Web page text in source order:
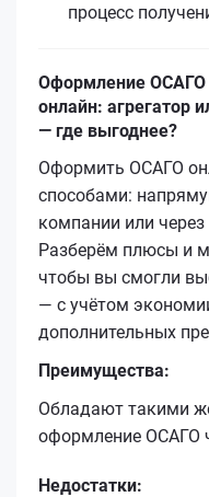
процесс
Оформление ОСАГО
онлайн: агрегатор
— где выгоднее?
Оформить ОСАГО
способами:
компании или через
Разберём плюсы и
чтобы вы смогли
— с учётом
дополнительных
Преимущества:
Обладают такими
оформление ОСАГО
Недостатки: